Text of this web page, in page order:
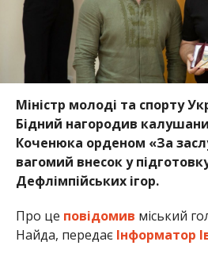
Міністр молоді та спорту
Бідний нагородив
Коченюка орденом «За
вагомий внесок у
Дефлімпійських ігор.
Про це повідомив міський
Найда, передає Інформатор